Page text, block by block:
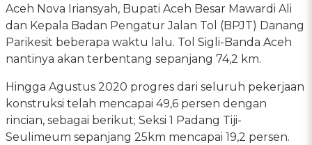
Aceh Nova Iriansyah, Bupati Aceh Besar Mawardi Ali
dan Kepala Badan Pengatur Jalan Tol (BPJT) Danang
Parikesit beberapa waktu lalu. Tol Sigli-Banda Aceh
nantinya akan terbentang sepanjang 74,2 km.
Hingga Agustus 2020 progres dari seluruh pekerjaan
konstruksi telah mencapai 49,6 persen dengan
rincian, sebagai berikut; Seksi 1 Padang Tiji-
Seulimeum sepanjang 25km mencapai 19,2 persen.